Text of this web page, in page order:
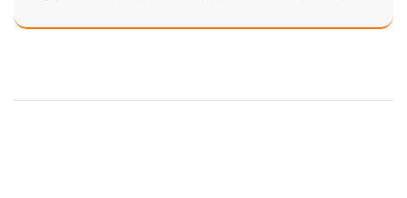
constamment, rendant la traçabilité de plus en plus